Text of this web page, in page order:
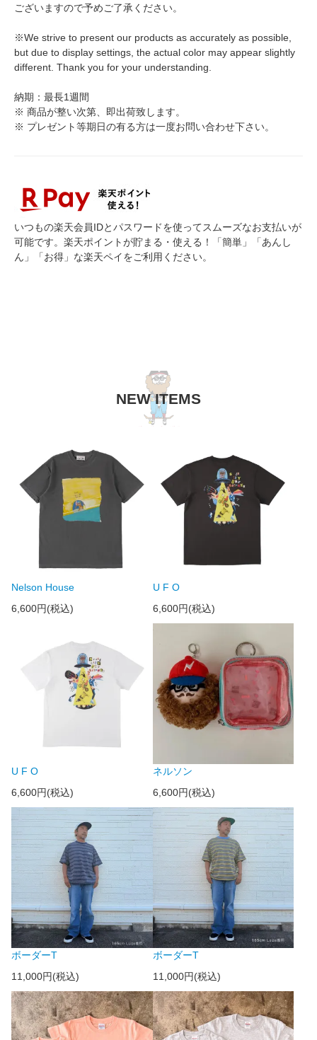
ございますので予めご了承ください。
※We strive to present our products as accurately as possible,
but due to display settings, the actual color may appear slightly
different. Thank you for your understanding.
納期：最長1週間
※ 商品が整い次第、即出荷致します。
※ プレゼント等期日の有る方は一度お問い合わせ下さい。
いつもの楽天会員IDとパスワードを使ってスムーズなお支払いが
可能です。楽天ポイントが貯まる・使える！「簡単」「あんし
ん」「お得」な楽天ペイをご利用ください。
NEW ITEMS
Nelson House
6,600円(税込)
U F O
6,600円(税込)
U F O
6,600円(税込)
ネルソン
6,600円(税込)
ボーダーT
11,000円(税込)
ボーダーT
11,000円(税込)